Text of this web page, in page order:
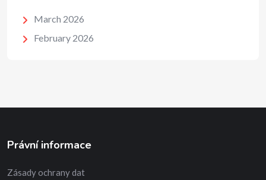
March 2026
February 2026
Právní informace
Zásady ochrany dat